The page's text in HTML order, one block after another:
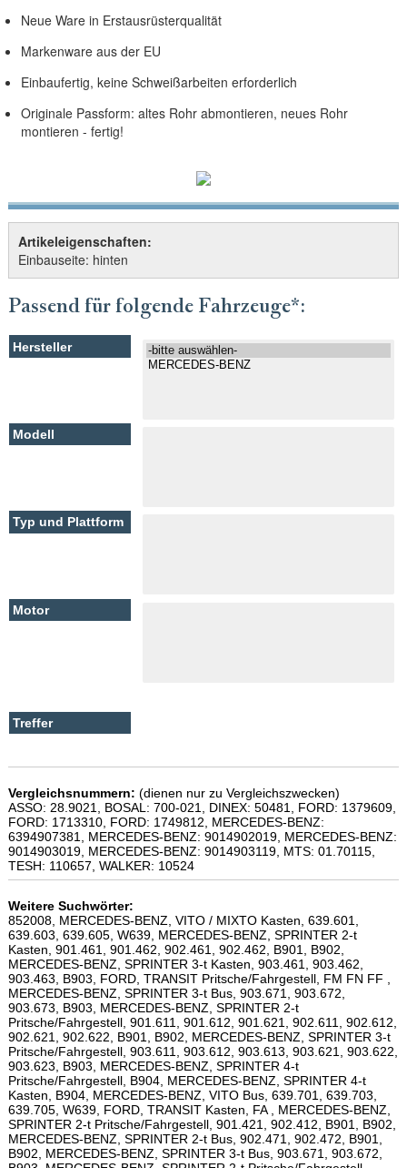
Neue Ware in Erstausrüsterqualität
Markenware aus der EU
Einbaufertig, keine Schweißarbeiten erforderlich
Originale Passform: altes Rohr abmontieren, neues Rohr
montieren - fertig!
Artikeleigenschaften:
Einbauseite: hinten
Passend für folgende Fahrzeuge*:
Vergleichsnummern: (dienen nur zu Vergleichszwecken)
ASSO: 28.9021, BOSAL: 700-021, DINEX: 50481, FORD: 1379609,
FORD: 1713310, FORD: 1749812, MERCEDES-BENZ:
6394907381, MERCEDES-BENZ: 9014902019, MERCEDES-BENZ:
9014903019, MERCEDES-BENZ: 9014903119, MTS: 01.70115,
TESH: 110657, WALKER: 10524
Weitere Suchwörter:
852008, MERCEDES-BENZ, VITO / MIXTO Kasten, 639.601,
639.603, 639.605, W639, MERCEDES-BENZ, SPRINTER 2-t
Kasten, 901.461, 901.462, 902.461, 902.462, B901, B902,
MERCEDES-BENZ, SPRINTER 3-t Kasten, 903.461, 903.462,
903.463, B903, FORD, TRANSIT Pritsche/Fahrgestell, FM FN FF ,
MERCEDES-BENZ, SPRINTER 3-t Bus, 903.671, 903.672,
903.673, B903, MERCEDES-BENZ, SPRINTER 2-t
Pritsche/Fahrgestell, 901.611, 901.612, 901.621, 902.611, 902.612,
902.621, 902.622, B901, B902, MERCEDES-BENZ, SPRINTER 3-t
Pritsche/Fahrgestell, 903.611, 903.612, 903.613, 903.621, 903.622,
903.623, B903, MERCEDES-BENZ, SPRINTER 4-t
Pritsche/Fahrgestell, B904, MERCEDES-BENZ, SPRINTER 4-t
Kasten, B904, MERCEDES-BENZ, VITO Bus, 639.701, 639.703,
639.705, W639, FORD, TRANSIT Kasten, FA , MERCEDES-BENZ,
SPRINTER 2-t Pritsche/Fahrgestell, 901.421, 902.412, B901, B902,
MERCEDES-BENZ, SPRINTER 2-t Bus, 902.471, 902.472, B901,
B902, MERCEDES-BENZ, SPRINTER 3-t Bus, 903.671, 903.672,